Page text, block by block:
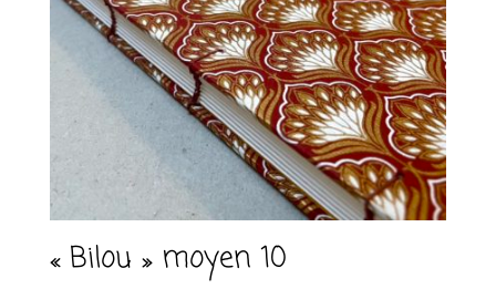
« Bilou » moyen 10